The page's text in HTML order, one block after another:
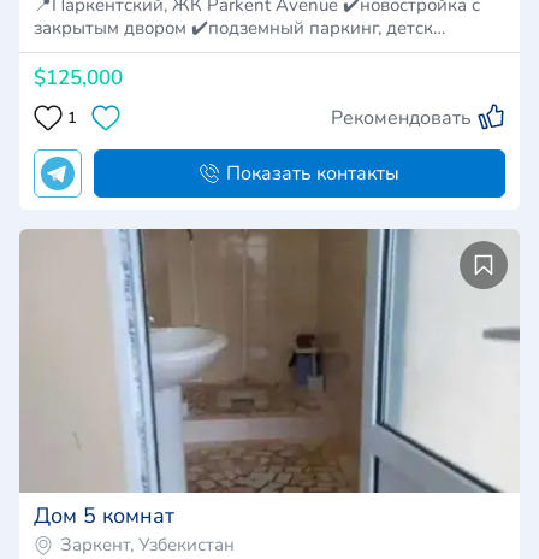
📍Паркентский, ЖК Parkent Avenue ✔️новостройка с
закрытым двором ✔️подземный паркинг, детск…
$125,000
1 Рекомендовать
Показать контакты
Дом 5 комнат
Заркент, Узбекистан